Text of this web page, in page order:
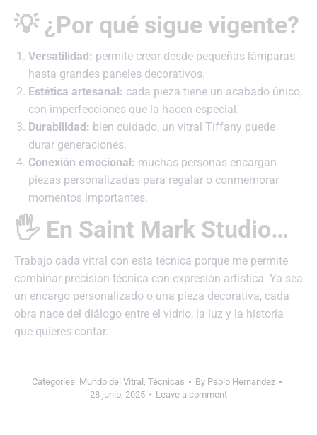
💡 ¿Por qué sigue vigente?
Versatilidad: permite crear desde pequeñas lámparas
hasta grandes paneles decorativos.
Estética artesanal: cada pieza tiene un acabado único,
con imperfecciones que la hacen especial.
Durabilidad: bien cuidado, un vitral Tiffany puede
durar generaciones.
Conexión emocional: muchas personas encargan
piezas personalizadas para regalar o conmemorar
momentos importantes.
🖐️ En Saint Mark Studio…
Trabajo cada vitral con esta técnica porque me permite
combinar precisión técnica con expresión artística. Ya sea
un encargo personalizado o una pieza decorativa, cada
obra nace del diálogo entre el vidrio, la luz y la historia
que quieres contar.
Categories: Mundo del Vitral , Técnicas By Pablo Hernandez
28 junio, 2025
Leave a comment